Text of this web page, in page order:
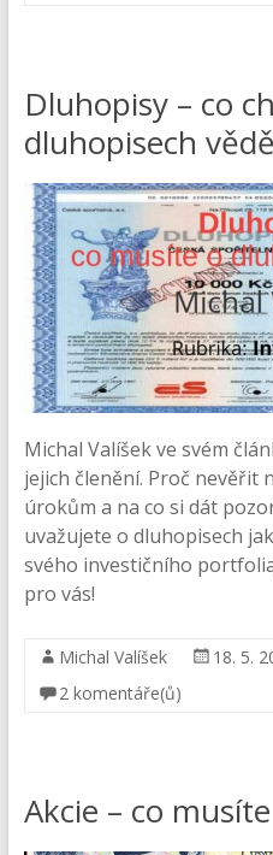
Dluhopisy – co
dluhopisech
Michal Valíšek ve svém
jejich členění. Proč nevěřit
úrokům a na co si dát
uvažujete o dluhopisech
svého investičního
pro vás!
Michal Valíšek 18. 5.
2 komentáře(ů)
Akcie – co